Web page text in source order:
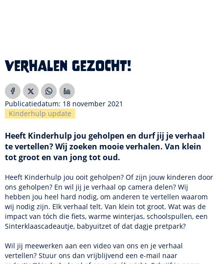
Verhalen gezocht!
Publicatiedatum: 18 november 2021
Kinderhulp update
Heeft Kinderhulp jou geholpen en durf jij je verhaal
te vertellen? Wij zoeken mooie verhalen. Van klein
tot groot en van jong tot oud.
Heeft Kinderhulp jou ooit geholpen? Of zijn jouw kinderen door
ons geholpen? En wil jij je verhaal op camera delen? Wij
hebben jou heel hard nodig, om anderen te vertellen waarom
wij nodig zijn. Elk verhaal telt. Van klein tot groot. Wat was de
impact van tóch die fiets, warme winterjas, schoolspullen, een
Sinterklaascadeautje, babyuitzet of dat dagje pretpark?
Wil jij meewerken aan een video van ons en je verhaal
vertellen? Stuur ons dan vrijblijvend een e-mail naar